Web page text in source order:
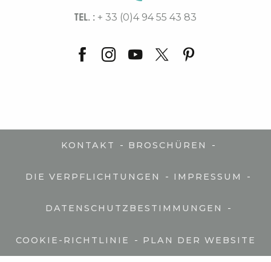
TEL. : + 33 (0)4 94 55 43 83
KONTAKT - BROSCHÜREN -
DIE VERPFLICHTUNGEN - IMPRESSUM -
DATENSCHUTZBESTIMMUNGEN -
COOKIE-RICHTLINIE - PLAN DER WEBSITE